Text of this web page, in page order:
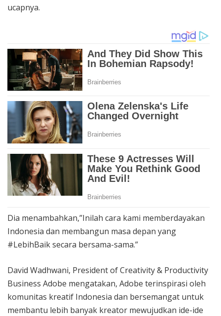
ucapnya.
Dia menambahkan,”Inilah cara kami memberdayakan
Indonesia dan membangun masa depan yang
#LebihBaik secara bersama-sama.”
David Wadhwani, President of Creativity & Productivity
Business Adobe mengatakan, Adobe terinspirasi oleh
komunitas kreatif Indonesia dan bersemangat untuk
membantu lebih banyak kreator mewujudkan ide-ide